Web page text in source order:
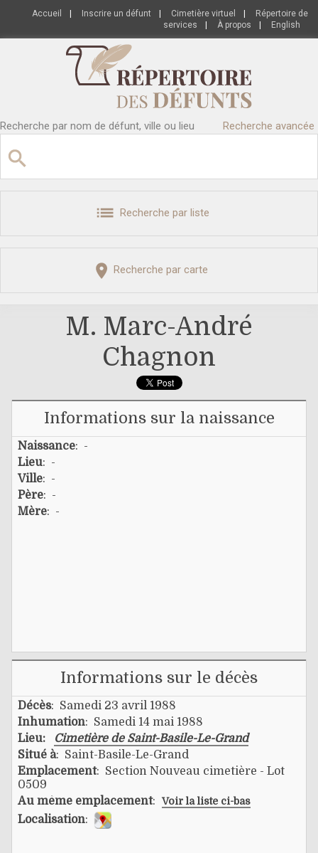
Accueil Inscrire un défunt Cimetière virtuel
Répertoire de
services
À propos English
Recherche par nom de défunt, ville ou lieu Recherche avancée
Recherche par liste
Recherche par carte
M. Marc-André
Chagnon
Informations sur la naissance
Naissance: -
Lieu: -
Ville: -
Père: -
Mère: -
Informations sur le décès
Décès: Samedi 23 avril 1988
Inhumation: Samedi 14 mai 1988
Lieu:
Cimetière de Saint-Basile-Le-Grand
Situé à: Saint-Basile-Le-Grand
Emplacement: Section Nouveau cimetière - Lot
0509
Au même emplacement: Voir la liste ci-bas
Localisation: